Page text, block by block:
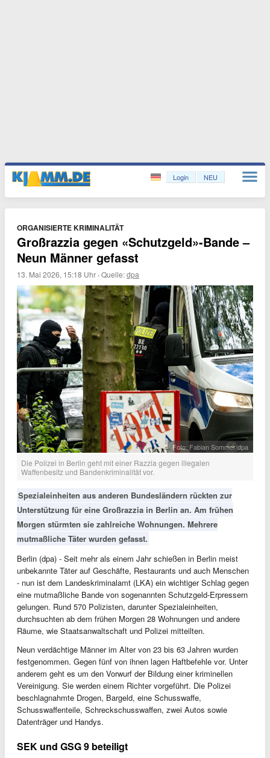
Login NEU
ORGANISIERTE KRIMINALITÄT
Großrazzia gegen «Schutzgeld»-Bande –
Neun Männer gefasst
13. Mai 2026, 15:18 Uhr ·Quelle:dpa
Foto: Fabian Sommer/dpa
Die Polizei in Berlin geht mit einer Razzia gegen illegalen
Waffenbesitz und Bandenkriminalität vor.
Spezialeinheiten aus anderen Bundesländern rückten zur
Unterstützung für eine Großrazzia in Berlin an. Am frühen
Morgen stürmten sie zahlreiche Wohnungen. Mehrere
mutmaßliche Täter wurden gefasst.
Berlin (dpa) - Seit mehr als einem Jahr schießen in Berlin meist
unbekannte Täter auf Geschäfte, Restaurants und auch Menschen
- nun ist dem Landeskriminalamt (LKA) ein wichtiger Schlag gegen
eine mutmaßliche Bande von sogenannten Schutzgeld-Erpressern
gelungen. Rund 570 Polizisten, darunter Spezialeinheiten,
durchsuchten ab dem frühen Morgen 28 Wohnungen und andere
Räume, wie Staatsanwaltschaft und Polizei mitteilten.
Neun verdächtige Männer im Alter von 23 bis 63 Jahren wurden
festgenommen. Gegen fünf von ihnen lagen Haftbefehle vor. Unter
anderem geht es um den Vorwurf der Bildung einer kriminellen
Vereinigung. Sie werden einem Richter vorgeführt. Die Polizei
beschlagnahmte Drogen, Bargeld, eine Schusswaffe,
Schusswaffenteile, Schreckschusswaffen, zwei Autos sowie
Datenträger und Handys.
SEK und GSG 9 beteiligt